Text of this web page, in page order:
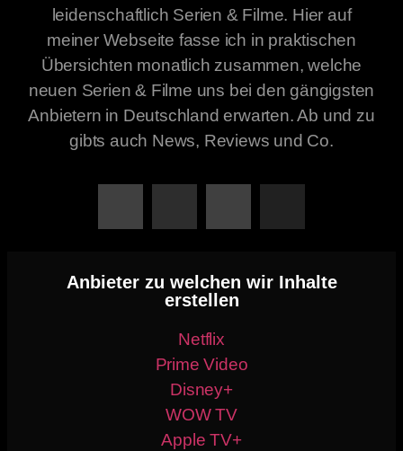
leidenschaftlich Serien & Filme. Hier auf
meiner Webseite fasse ich in praktischen
Übersichten monatlich zusammen, welche
neuen Serien & Filme uns bei den gängigsten
Anbietern in Deutschland erwarten. Ab und zu
gibts auch News, Reviews und Co.
Anbieter zu welchen wir Inhalte
erstellen
Netflix
Prime Video
Disney+
WOW TV
Apple TV+